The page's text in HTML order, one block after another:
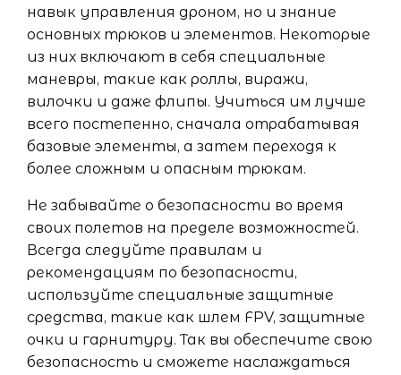
навык управления дроном, но и знание
основных трюков и элементов. Некоторые
из них включают в себя специальные
маневры, такие как роллы, виражи,
вилочки и даже флипы. Учиться им лучше
всего постепенно, сначала отрабатывая
базовые элементы, а затем переходя к
более сложным и опасным трюкам.
Не забывайте о безопасности во время
своих полетов на пределе возможностей.
Всегда следуйте правилам и
рекомендациям по безопасности,
используйте специальные защитные
средства, такие как шлем FPV, защитные
очки и гарнитуру. Так вы обеспечите свою
безопасность и сможете наслаждаться